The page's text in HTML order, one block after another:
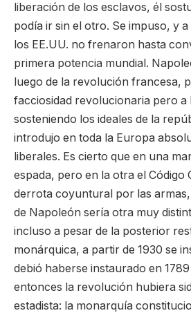
liberación de los esclavos, él
podía ir sin el otro. Se impuso, y
los EE.UU. no frenaron hasta
primera potencia mundial.
luego de la revolución francesa,
facciosidad revolucionaria pero a
sosteniendo los ideales de la
introdujo en toda la Europa
liberales. Es cierto que en una
espada, pero en la otra el Código
derrota coyuntural por las
de Napoleón sería otra muy
incluso a pesar de la posterior
monárquica, a partir de 1930 se
debió haberse instaurado en 1789
entonces la revolución hubiera
estadista: la monarquía